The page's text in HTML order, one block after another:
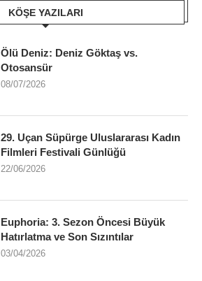
KÖŞE YAZILARI
Ölü Deniz: Deniz Göktaş vs.
Otosansür
08/07/2026
29. Uçan Süpürge Uluslararası Kadın
Filmleri Festivali Günlüğü
22/06/2026
Euphoria: 3. Sezon Öncesi Büyük
Hatırlatma ve Son Sızıntılar
03/04/2026